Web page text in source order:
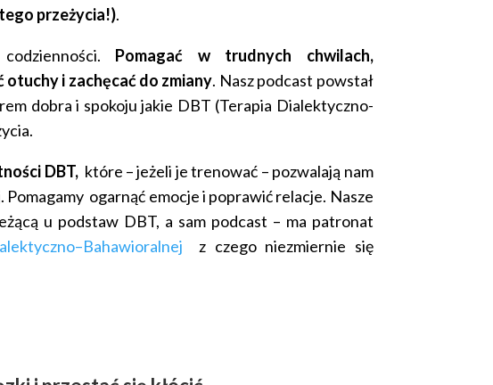
przeżycia!).
Pomagać w trudnych chwilach,
otuchy i zachęcać do zmiany. Nasz podcast powstał
dobra i spokoju jakie DBT (Terapia Dialektyczno-
DBT,które – jeżeli je trenować – pozwalają nam
Pomagamy ogarnąć emocje i poprawić relacje. Nasze
u podstaw DBT, a sam podcast – ma patronat
z czego niezmiernie się